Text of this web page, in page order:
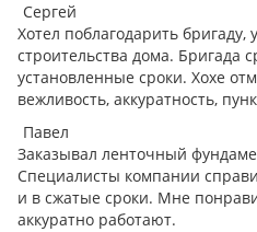
Сергей
Хотел поблагодарить
строительства дома. Бригада
установленные сроки. Хоxe
вежливость, аккуратность,
Павел
Заказывал ленточный
Специалисты компании
и в сжатые сроки. Мне
аккуратно работают.